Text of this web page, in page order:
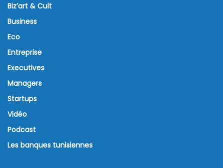
Biz’art & Cult
Business
Eco
Entreprise
Executives
Managers
Startups
Vidéo
Podcast
Les banques tunisiennes